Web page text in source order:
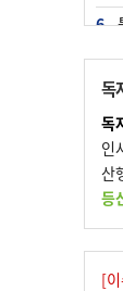
6
7
8
9
10
독
독
인
산
등
[